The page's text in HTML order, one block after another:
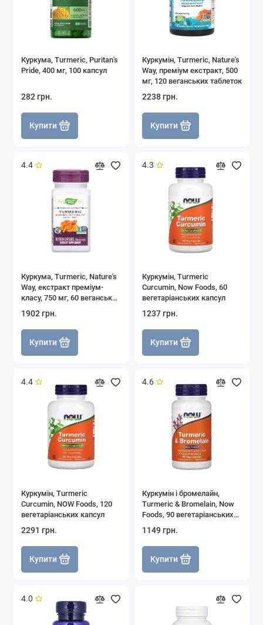
Куркума, Turmeric, Puritan's
Pride, 400 мг, 100 капсул
282 грн.
Купити
Куркумін, Turmeric, Nature's
Way, преміум екстракт, 500
мг, 120 веганських таблеток
2238 грн.
Купити
4.4
Куркума, Turmeric, Nature's
Way, екстракт преміум-
класу, 750 мг, 60 веганських
1902 грн.
Купити
4.3
Куркумін, Turmeric
Curcumin, Now Foods, 60
вегетаріанських капсул
1237 грн.
Купити
4.4
Куркумін, Turmeric
Curcumin, NOW Foods, 120
вегетаріанських капсул
2291 грн.
Купити
4.6
Куркумін і бромелайн,
Turmeric & Bromelain, Now
Foods, 90 вегетаріанських
1149 грн.
Купити
4.0